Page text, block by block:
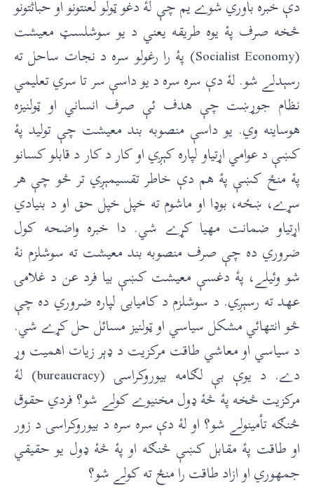
دې خبره باوري شوے يم چې لۀ دغو ټولو لعنتونو او حباثتونو
څخه صرف پۀ يوه طريقه يعني د يو سوشلسټ معيشت
(Socialist Economy) پۀ را رغولو سره د نجات ساحل ته
رسېدلے شو. لۀ دې سره سره د يو داسې سر تا سري تعليمي
نظام جوړښت چې هدف ئې صرف انساني او ټولنيزه
هوساينه وي. يو داسې منصوبه بند معيشت چې توليد پۀ
کښې د عوامي اړتياو لپاره کېږي او کار د کار د قابلو کسانو
پۀ منځ کښې پۀ هم دې خاطر تقسيمېږي تر څو چې هر
سړے، ښځه، بوډا او ماشوم ته خپل خپل حق او د بنيادي
اړتياو ضمانت مهيا کړے شي. دا خبره واضحه کول
ضروري ده چې صرف منصوبه بند معيشت ته سوشلزم نۀ
شو وئيلے، پۀ دغسې معيشت کښې بيا فرد عن د غلامۍ
عهد ته رسېږي. د سوشلزم د کاميابۍ لپاره ضروري ده چې
څو انتهائي مشکل سياسي او ټولنيز مسائل حل کړے شي.
د سياسي او معاشي طاقت مرکزيت د ډېر زيات اهميت وړ
دے. د يوې بې لګامه بيوروکراسۍ (bureaucracy) لۀ
مرکزيت څخه پۀ څۀ ډول مخنيوے کولے شو؟ فردي حقوق
څنګه تأمينولے شو؟ او لۀ دې سره سره د بيوروکراسۍ د زور
او طاقت پۀ مقابل کښې څنګه او پۀ څۀ ډول يو حقيقي
جمهوري او ازاد طاقت را منځ ته کولے شو؟